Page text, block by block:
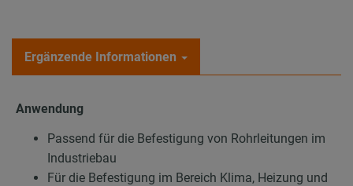
Ergänzende Informationen
Anwendung
Passend für die Befestigung von Rohrleitungen im
Industriebau
Für die Befestigung im Bereich Klima, Heizung und